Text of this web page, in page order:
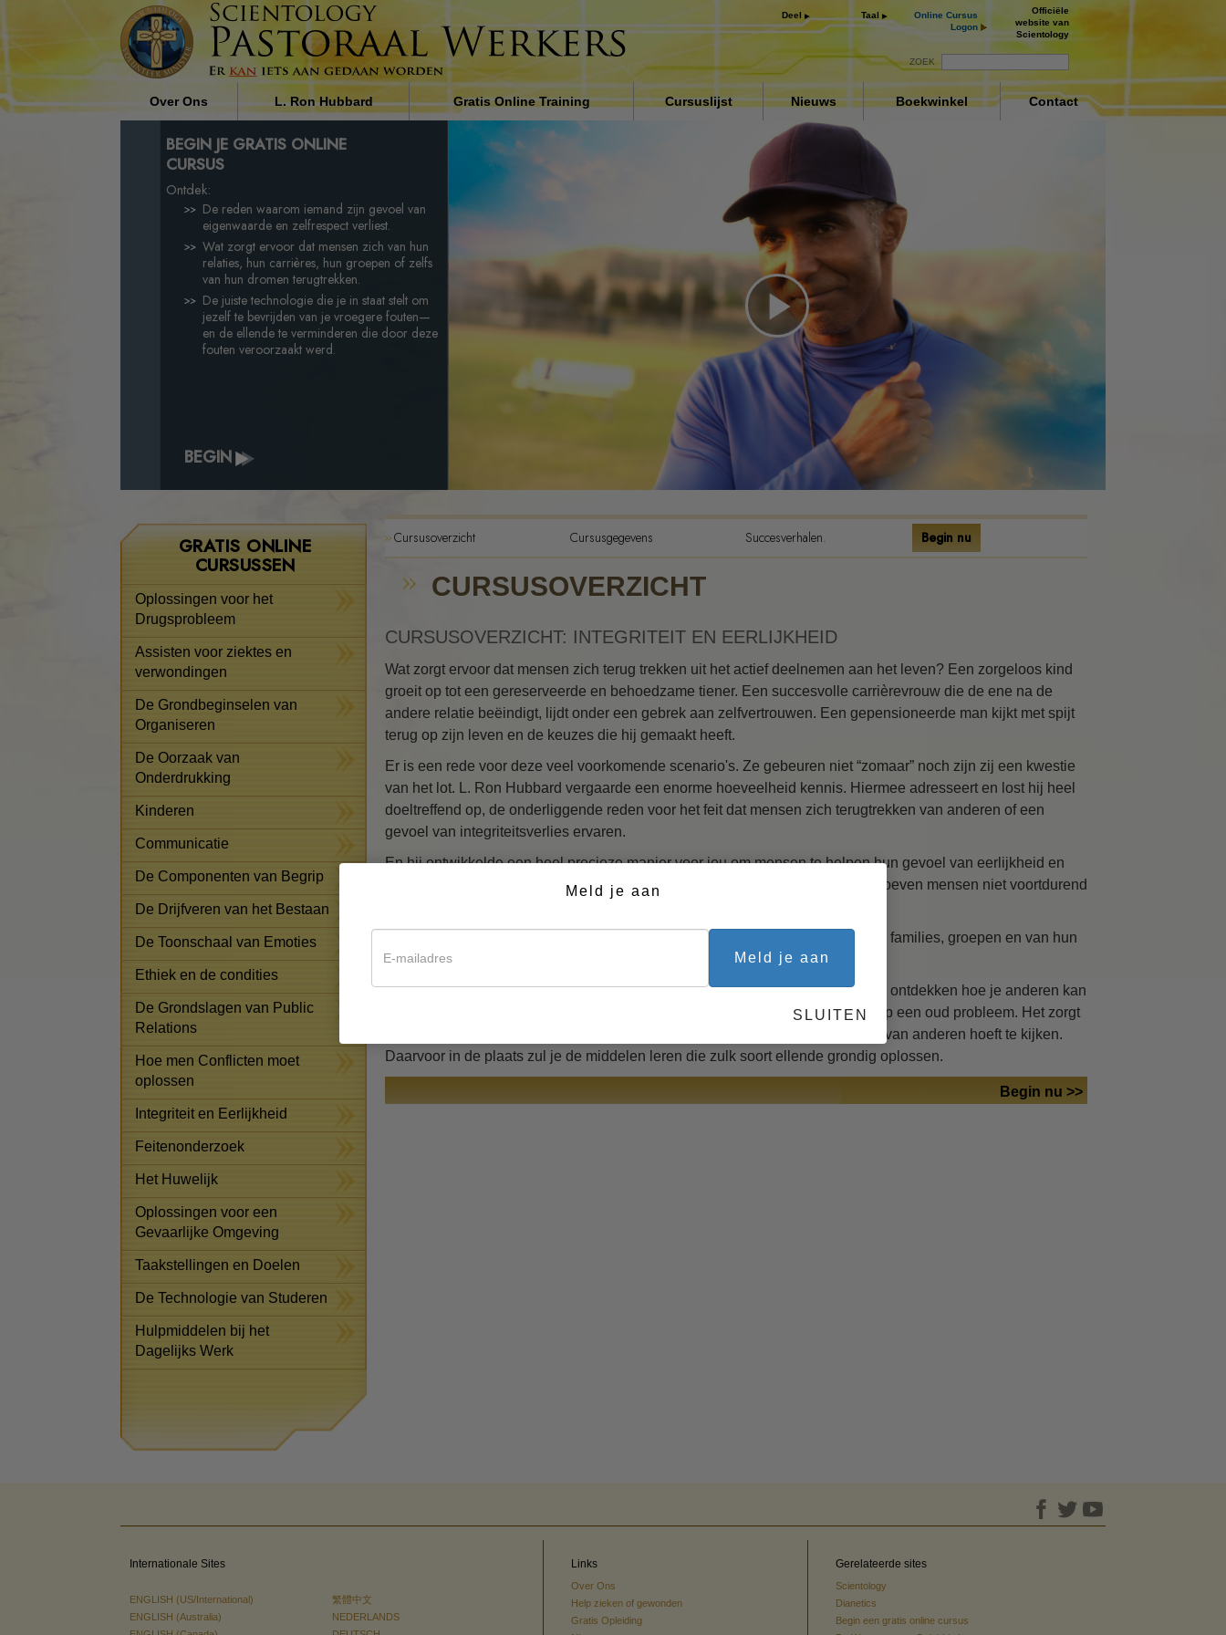
Deel Taal
Online Cursus
Logon
Officiële
website van
Scientology
ZOEK
Over Ons
Wie zijn de Pastoraal Werkers?
Waarom Wij Helpen
L. Ron Hubbard
De Invloed van Religie op de
Maatschappij door L. Ron
Gratis Online Training Cursuslijst
Oplossingen voor het
Assisten voor ziektes en
De grondbeginselen van
organiseren
De oorzaak van onderdrukking
Communiceer doeltreffend
De Componenten van Begrip
De Drijfveren van Bestaan
Ethiek en de condities
Relations
oplossen
Integriteit en eerlijkheid
Huwelijk
Oplossingen voor een
gevaarlijke omgeving
De technologie van studeren
Hulpmiddelen bij het dagelijks
Nieuws Boekwinkel Contact
Play
Video
BEGIN JE GRATIS ONLINE
CURSUS
Ontdek:
De reden waarom iemand zijn gevoel van
eigenwaarde en zelfrespect verliest.
Wat zorgt ervoor dat mensen zich van hun
relaties, hun carrières, hun groepen of zelfs
van hun dromen terugtrekken.
De juiste technologie die je in staat stelt om
jezelf te bevrijden van je vroegere fouten—
en de ellende te verminderen die door deze
fouten veroorzaakt werd.
BEGIN
Cursusoverzicht Cursusgegevens Succesverhalen. Begin nu
CURSUSOVERZICHT
CURSUSOVERZICHT: INTEGRITEIT EN EERLIJKHEID
Wat zorgt ervoor dat mensen zich terug trekken uit het actief deelnemen aan het leven? Een zorgeloos kind
groeit op tot een gereserveerde en behoedzame tiener. Een succesvolle carrièrevrouw die de ene na de
andere relatie beëindigt, lijdt onder een gebrek aan zelfvertrouwen. Een gepensioneerde man kijkt met spijt
terug op zijn leven en de keuzes die hij gemaakt heeft.
Er is een rede voor deze veel voorkomende scenario's. Ze gebeuren niet “zomaar” noch zijn zij een kwestie
van het lot. L. Ron Hubbard vergaarde een enorme hoeveelheid kennis. Hiermee adresseert en lost hij heel
doeltreffend op, de onderliggende reden voor het feit dat mensen zich terugtrekken van anderen of een
gevoel van integriteitsverlies ervaren.
En hij ontwikkelde een heel precieze manier voor jou om mensen te helpen hun gevoel van eerlijkheid en
eigenwaarde terug te krijgen. Opgegeven dromen en spijt over het verleden hoeven mensen niet voortdurend
Er is een feitelijk mechanisme waardoor mensen zich terugtrekken uit relaties, families, groepen en van hun
dromen.
Dat kan dus verholpen worden. In dit boekje en de bijbehorende cursus, zal je ontdekken hoe je anderen kan
helpen hun integriteit en enthousiasme te herwinnen. Het is een nieuwe kijk op een oud probleem. Het zorgt
ervoor dat je niet langer aan de zijlijn hoeft te staan en hulpeloos naar de pijn van anderen hoeft te kijken.
Daarvoor in de plaats zul je de middelen leren die zulk soort ellende grondig oplossen.
Begin nu >>
GRATIS ONLINE
CURSUSSEN
Oplossingen voor het
Drugsprobleem
Assisten voor ziektes en
verwondingen
De Grondbeginselen van
Organiseren
De Oorzaak van
Onderdrukking
Kinderen
Communicatie
De Componenten van Begrip
De Drijfveren van het Bestaan
De Toonschaal van Emoties
Ethiek en de condities
De Grondslagen van Public
Relations
Hoe men Conflicten moet
oplossen
Integriteit en Eerlijkheid
Feitenonderzoek
Het Huwelijk
Oplossingen voor een
Gevaarlijke Omgeving
Taakstellingen en Doelen
De Technologie van Studeren
Hulpmiddelen bij het
Dagelijks Werk
Internationale Sites
ENGLISH (US/International)
ENGLISH (Australia)
繁體中文
NEDERLANDS
Links
Over Ons
Help zieken of gewonden
Gratis Opleiding
Gerelateerde sites
Scientology
Dianetics
Begin een gratis online cursus
Meld je aan
Meld je aan
SLUITEN